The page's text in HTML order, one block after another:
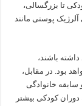
تا بزرگسالی،
پوستی مانند
باشند،
بود. در مقابل،
خانوادگی
دوران کودکی بیشتر